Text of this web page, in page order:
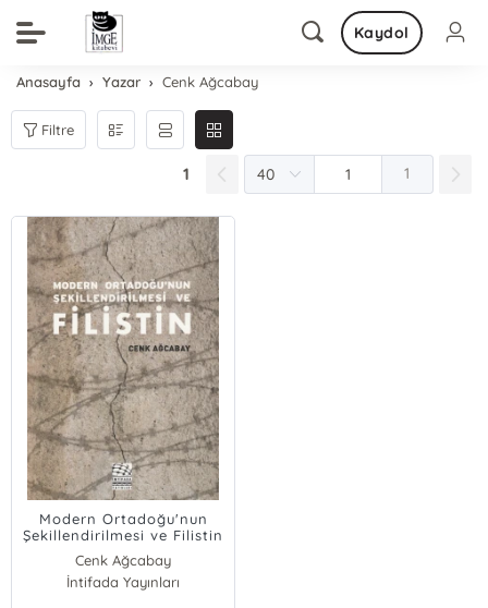
Kaydol
Anasayfa Yazar Cenk Ağcabay
Filtre
1 1
Modern Ortadoğu'nun
Şekillendirilmesi ve Filistin
Cenk Ağcabay
İntifada Yayınları